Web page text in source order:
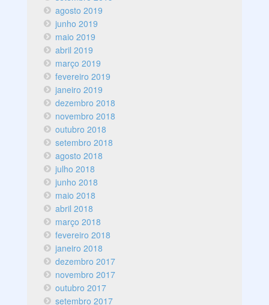
agosto 2019
junho 2019
maio 2019
abril 2019
março 2019
fevereiro 2019
janeiro 2019
dezembro 2018
novembro 2018
outubro 2018
setembro 2018
agosto 2018
julho 2018
junho 2018
maio 2018
abril 2018
março 2018
fevereiro 2018
janeiro 2018
dezembro 2017
novembro 2017
outubro 2017
setembro 2017